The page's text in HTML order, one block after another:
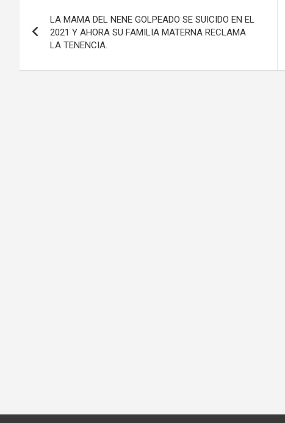
de
LA MAMA DEL NENE GOLPEADO SE SUICIDO EN EL
2021 Y AHORA SU FAMILIA MATERNA RECLAMA
LA TENENCIA.